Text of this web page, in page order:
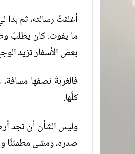
أغلقتُ رسالته، ثم بدا
ما يفوت. كان يطلبُ
بعض الأسفار تزيد
فالغربةُ نصفها
كلُّها.
وليس الشأن أن تجد
صدره، ومشى مطمئنًّا